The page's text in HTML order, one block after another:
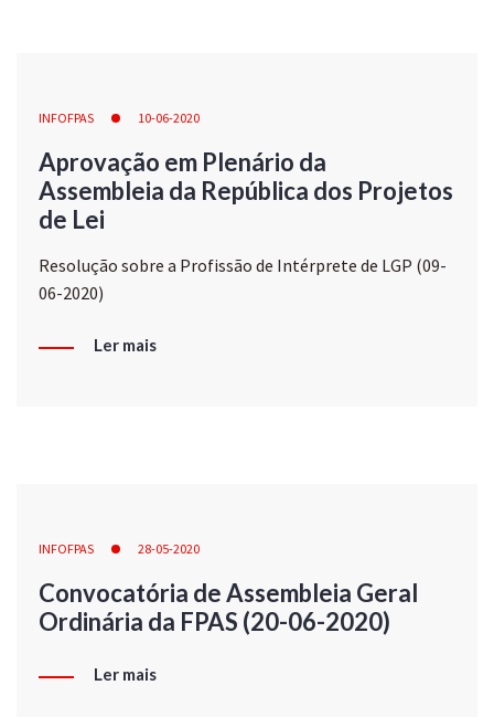
INFOFPAS 10-06-2020
Aprovação em Plenário da
Assembleia da República dos Projetos
de Lei
Resolução sobre a Profissão de Intérprete de LGP (09-
06-2020)
Ler mais
INFOFPAS 28-05-2020
Convocatória de Assembleia Geral
Ordinária da FPAS (20-06-2020)
Ler mais